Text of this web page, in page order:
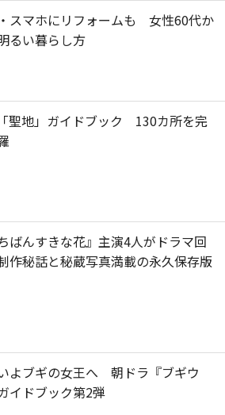
スマホにリフォームも 女性60代か
るい暮らし方
聖地」ガイドブック 130カ所を完
ばんすきな花』主演4人がドラマ回
秘話と秘蔵写真満載の永久保存版
よブギの女王へ 朝ドラ『ブギウ
イドブック第2弾